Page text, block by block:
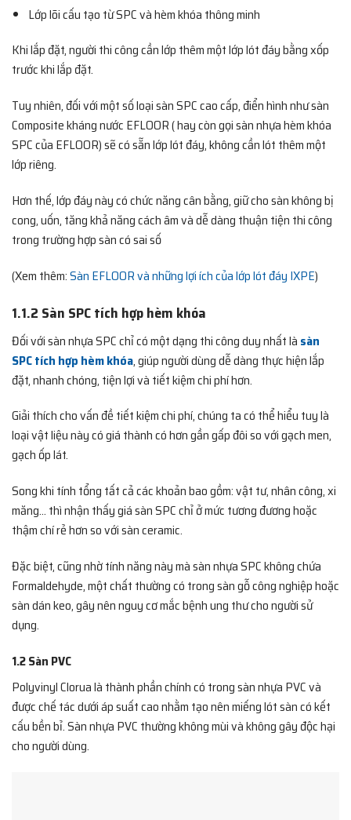
Lớp lõi cấu tạo từ SPC và hèm khóa thông minh
Khi lắp đặt, người thi công cần lớp thêm một lớp lót đáy bằng xốp
trước khi lắp đặt.
Tuy nhiên, đối với một số loại sàn SPC cao cấp, điển hình như sàn
Composite kháng nước EFLOOR ( hay còn gọi sàn nhựa hèm khóa
SPC của EFLOOR) sẽ có sẵn lớp lót đáy, không cần lót thêm một
lớp riêng.
Hơn thế, lớp đáy này có chức năng cân bằng, giữ cho sàn không bị
cong, uốn, tăng khả năng cách âm và dễ dàng thuận tiện thi công
trong trường hợp sàn có sai số
(Xem thêm:Sàn EFLOOR và những lợi ích của lớp lót đáy IXPE)
1.1.2 Sàn SPC tích hợp hèm khóa
Đối với sàn nhựa SPC chỉ có một dạng thi công duy nhất là sàn
SPC tích hợp hèm khóa, giúp người dùng dễ dàng thực hiện lắp
đặt, nhanh chóng, tiện lợi và tiết kiệm chi phí hơn.
Giải thích cho vấn đề tiết kiệm chi phí, chúng ta có thể hiểu tuy là
loại vật liệu này có giá thành có hơn gần gấp đôi so với gạch men,
gạch ốp lát.
Song khi tính tổng tất cả các khoản bao gồm: vật tư, nhân công, xi
măng… thì nhận thấy giá sàn SPC chỉ ở mức tương đương hoặc
thậm chí rẻ hơn so với sàn ceramic.
Đặc biệt, cũng nhờ tính năng này mà sàn nhựa SPC không chứa
Formaldehyde, một chất thường có trong sàn gỗ công nghiệp hoặc
sàn dán keo, gây nên nguy cơ mắc bệnh ung thư cho người sử
dụng.
1.2 Sàn PVC
Polyvinyl Clorua là thành phần chính có trong sàn nhựa PVC và
được chế tác dưới áp suất cao nhằm tạo nên miếng lót sàn có kết
cấu bền bỉ. Sàn nhựa PVC thường không mùi và không gây độc hại
cho người dùng.